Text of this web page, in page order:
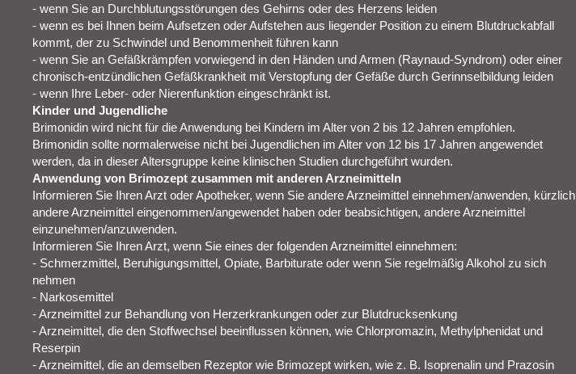
- wenn Sie an Durchblutungsstörungen des Gehirns oder des Herzens leiden
- wenn es bei Ihnen beim Aufsetzen oder Aufstehen aus liegender Position zu einem Blutdruckabfall
kommt, der zu Schwindel und Benommenheit führen kann
- wenn Sie an Gefäßkrämpfen vorwiegend in den Händen und Armen (Raynaud-Syndrom) oder einer
chronisch-entzündlichen Gefäßkrankheit mit Verstopfung der Gefäße durch Gerinnselbildung leiden
- wenn Ihre Leber- oder Nierenfunktion eingeschränkt ist.
Kinder und Jugendliche
Brimonidin wird nicht für die Anwendung bei Kindern im Alter von 2 bis 12 Jahren empfohlen.
Brimonidin sollte normalerweise nicht bei Jugendlichen im Alter von 12 bis 17 Jahren angewendet
werden, da in dieser Altersgruppe keine klinischen Studien durchgeführt wurden.
Anwendung von Brimozept zusammen mit anderen Arzneimitteln
Informieren Sie Ihren Arzt oder Apotheker, wenn Sie andere Arzneimittel einnehmen/anwenden, kürzlich
andere Arzneimittel eingenommen/angewendet haben oder beabsichtigen, andere Arzneimittel
einzunehmen/anzuwenden.
Informieren Sie Ihren Arzt, wenn Sie eines der folgenden Arzneimittel einnehmen:
- Schmerzmittel, Beruhigungsmittel, Opiate, Barbiturate oder wenn Sie regelmäßig Alkohol zu sich
nehmen
- Narkosemittel
- Arzneimittel zur Behandlung von Herzerkrankungen oder zur Blutdrucksenkung
- Arzneimittel, die den Stoffwechsel beeinflussen können, wie Chlorpromazin, Methylphenidat und
Reserpin
- Arzneimittel, die an demselben Rezeptor wie Brimozept wirken, wie z. B. Isoprenalin und Prazosin